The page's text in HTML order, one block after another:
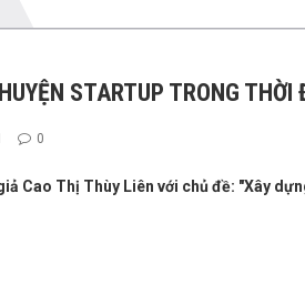
STARTUP TRONG THỜI
0
Cao Thị Thùy Liên với chủ đề: "Xây